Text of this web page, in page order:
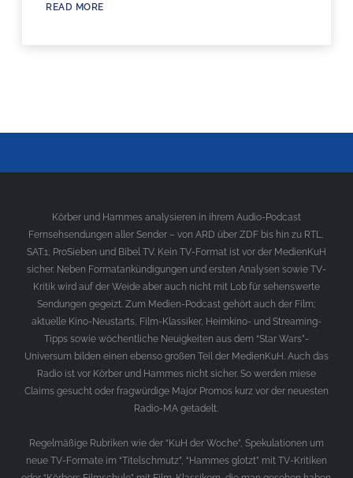
READ MORE
Körber und Hammes analysieren in ihrem Audio-Podcast
Fernsehsendungen aller Sender – von ARD über ZDF bis hin zu RTL,
SAT.1, ProSieben und Bibel TV. Kein TV-Format ist vor der MedienKuH
sicher. Neben Formatankündigungen und ersten Analysen sowie TV-
Kritik wird auf der Weide aber auch nicht mit Lob für sehenswerte
Sendungen gegeizt. Zum Medien-Podcast gehört auch der Film;
aktuelle Kino-Neustarts, Film-Klassiker, Heimkino- und Streaming-
Tipps sowie wöchentliche Neuigkeiten aus dem “Star Wars”-
Universum bilden einen ebenso großen Teil der MedienKuH. Auch das
Radio ist vor Körber und Hammes nicht sicher. So werden miese
Claims gesucht oder fragwürdige Major Promos kurz vor der neuesten
Radio-MA getadelt.
Regelmäßige Rubriken wie der “KuH der Woche”, Spekulationen um
neue TV-Formate im “Titelschmutz”, “Hammes glotzt” mit TV-Kritiken